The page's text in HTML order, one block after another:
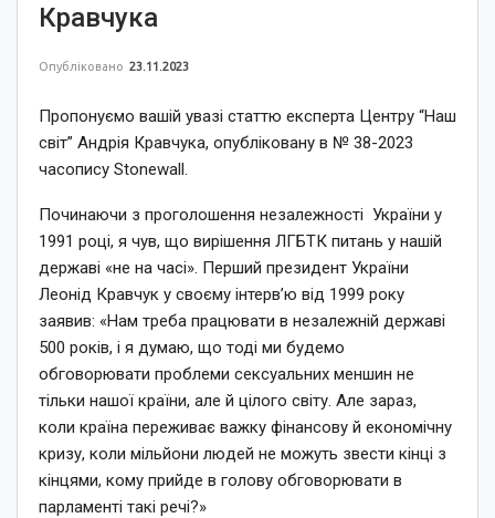
Кравчука
Опубліковано 23.11.2023
Пропонуємо вашій увазі статтю експерта Центру “Наш
світ” Андрія Кравчука, опубліковану в № 38-2023
часопису Stonewall.
Починаючи з проголошення незалежності України у
1991 році, я чув, що вирішення ЛГБТК питань у нашій
державі «не на часі». Перший президент України
Леонід Кравчук у своєму інтерв’ю від 1999 року
заявив: «Нам треба працювати в незалежній державі
500 років, i я думаю, що тоді ми будемо
обговорювати проблеми сексуальних меншин не
тільки нашої країни, але й цілого світу. Але зараз,
коли країна переживає важку фінансову й економічну
кризу, коли мільйони людей не можуть звести кінці з
кінцями, кому прийде в голову обговорювати в
парламенті такі речі?»